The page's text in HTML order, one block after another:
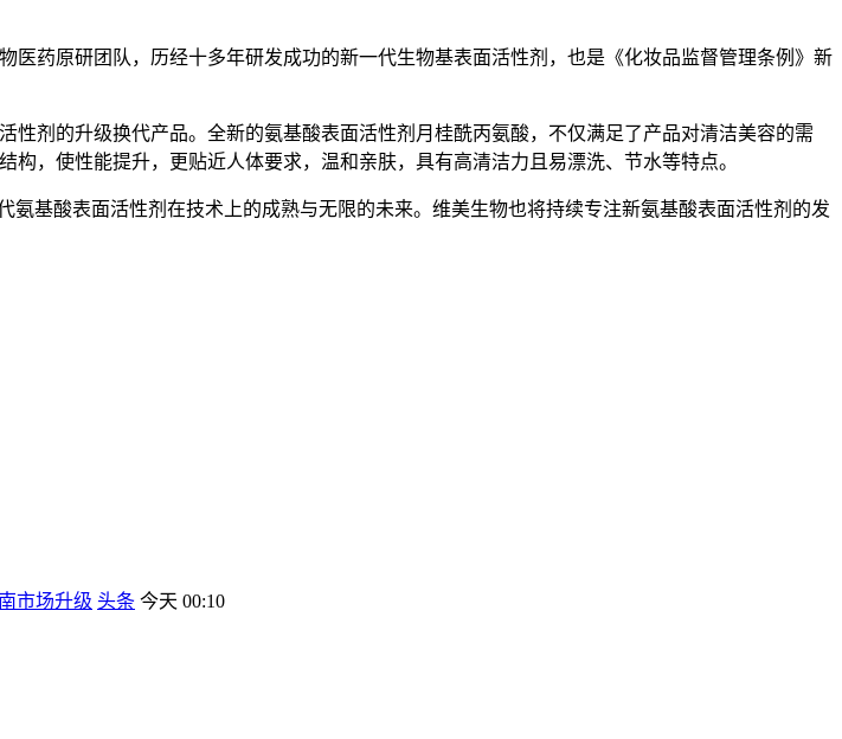
药原研团队，历经十多年研发成功的新一代生物基表面活性剂，也是《化妆品监督管理条例》新
剂的升级换代产品。全新的氨基酸表面活性剂月桂酰丙氨酸，不仅满足了产品对清洁美容的需
，使性能提升，更贴近人体要求，温和亲肤，具有高清洁力且易漂洗、节水等特点。
基酸表面活性剂在技术上的成熟与无限的未来。维美生物也将持续专注新氨基酸表面活性剂的发
市场升级 头条 今天 00:10